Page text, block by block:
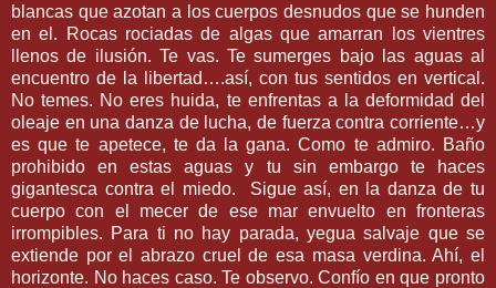
blancas que azotan a los cuerpos desnudos que se hunden
en el. Rocas rociadas de algas que amarran los vientres
llenos de ilusión. Te vas. Te sumerges bajo las aguas al
encuentro de la libertad….así, con tus sentidos en vertical.
No temes. No eres huida, te enfrentas a la deformidad del
oleaje en una danza de lucha, de fuerza contra corriente…y
es que te apetece, te da la gana. Como te admiro. Baño
prohibido en estas aguas y tu sin embargo te haces
gigantesca contra el miedo. Sigue así, en la danza de tu
cuerpo con el mecer de ese mar envuelto en fronteras
irrompibles. Para ti no hay parada, yegua salvaje que se
extiende por el abrazo cruel de esa masa verdina. Ahí, el
horizonte. No haces caso. Te observo. Confío en que pronto